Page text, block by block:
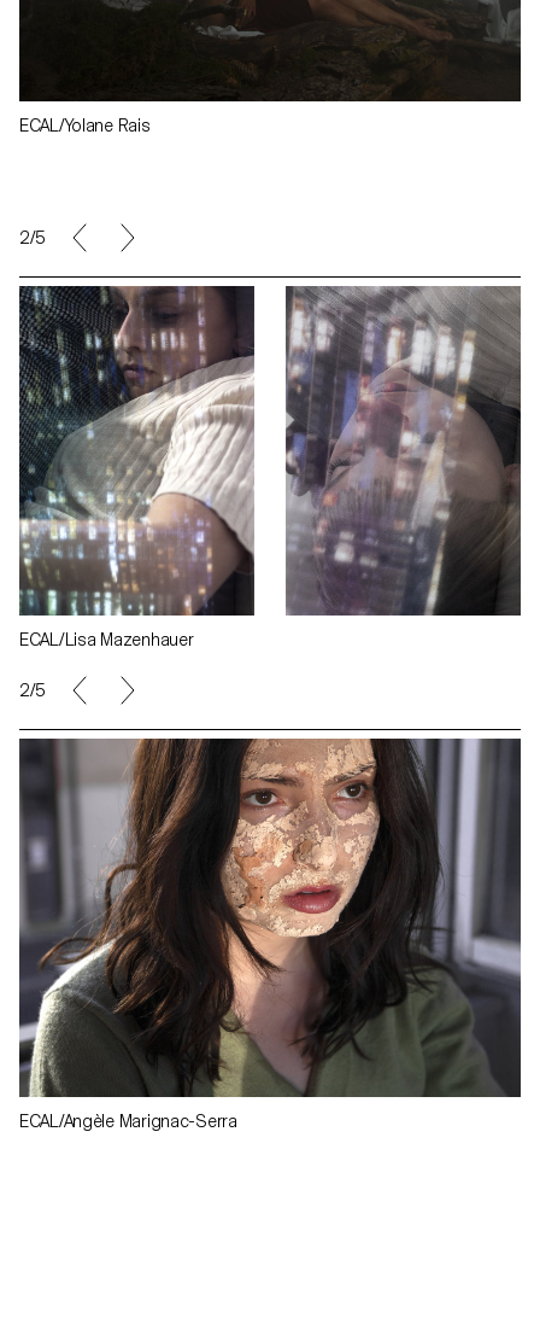
ECAL/Yolane Rais
2/5
ECAL/Lisa Mazenhauer
2/5
ECAL/Angèle Marignac-Serra